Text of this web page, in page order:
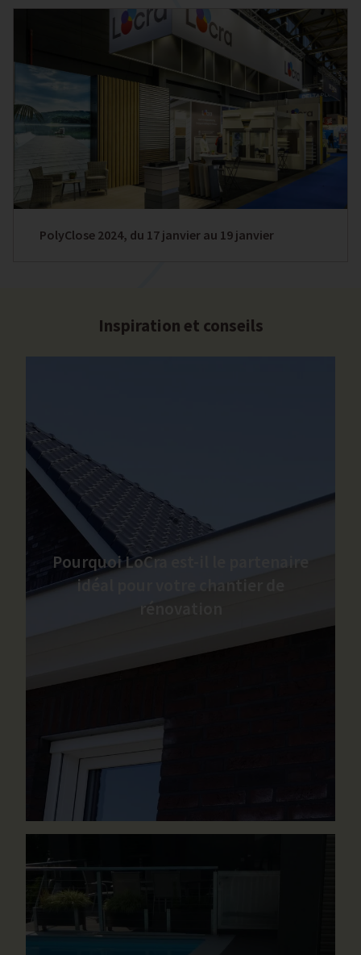
PolyClose 2024, du 17 janvier au 19 janvier
Inspiration et conseils
Pourquoi LoCra est-il le partenaire
idéal pour votre chantier de